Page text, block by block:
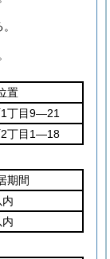
置
丁目9―21
2丁目1―18
期間